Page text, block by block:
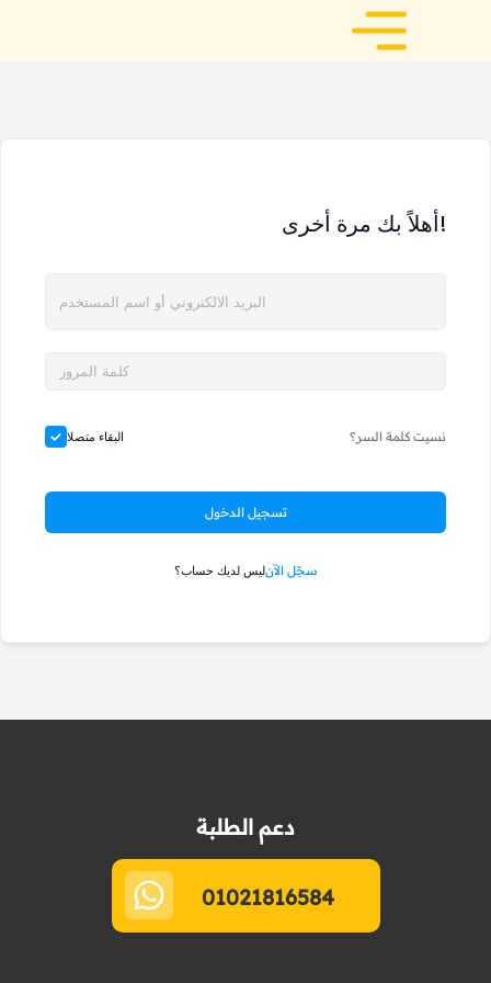
أهلاً بك مرة أخرى!
البقاء متصلا نسيت كلمة السر؟
تسجيل الدخول
ليس لديك حساب؟سجّل الآن
دعم الطلبة
01021816584